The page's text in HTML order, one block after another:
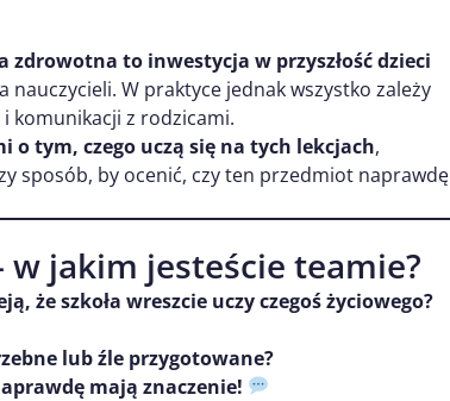
zdrowotna to inwestycja w przyszłość dzieci
nauczycieli. W praktyce jednak wszystko zależy
komunikacji z rodzicami.
o tym, czego uczą się na tych lekcjach,
sposób, by ocenić, czy ten przedmiot naprawdę
w jakim jesteście teamie?
że szkoła wreszcie uczy czegoś życiowego?
lub źle przygotowane?
mają znaczenie!